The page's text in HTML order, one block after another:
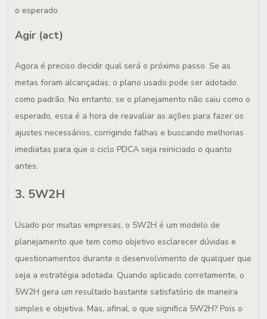
o esperado.
Agir (act)
Agora é preciso decidir qual será o próximo passo. Se as
metas foram alcançadas, o plano usado pode ser adotado
como padrão. No entanto, se o planejamento não saiu como o
esperado, essa é a hora de reavaliar as ações para fazer os
ajustes necessários, corrigindo falhas e buscando melhorias
imediatas para que o ciclo PDCA seja reiniciado o quanto
antes.
3. 5W2H
Usado por muitas empresas, o 5W2H é um modelo de
planejamento que tem como objetivo esclarecer dúvidas e
questionamentos durante o desenvolvimento de qualquer que
seja a estratégia adotada. Quando aplicado corretamente, o
5W2H gera um resultado bastante satisfatório de maneira
simples e objetiva. Mas, afinal, o que significa 5W2H? Pois o